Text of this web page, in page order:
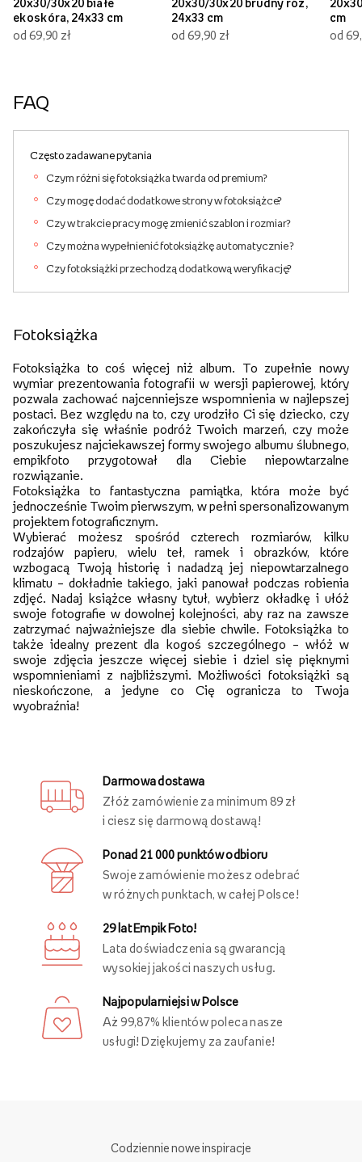
20x30/30x20 białe
ekoskóra, 24x33 cm
od 69,90 zł
20x30/30x20 brudny róż,
24x33 cm
od 69,90 zł
cm
od
FAQ
Często zadawane pytania
Czym różni się fotoksiążka twarda od premium?
Czy mogę dodać dodatkowe strony w fotoksiążce?
Czy w trakcie pracy mogę zmienić szablon i rozmiar?
Czy można wypełnienić fotoksiążkę automatycznie ?
Czy fotoksiążki przechodzą dodatkową weryfikację?
Fotoksiążka
Fotoksiążka to coś więcej niż album. To zupełnie nowy
wymiar prezentowania fotografii w wersji papierowej, który
pozwala zachować najcenniejsze wspomnienia w najlepszej
postaci. Bez względu na to, czy urodziło Ci się dziecko, czy
zakończyła się właśnie podróż Twoich marzeń, czy może
poszukujesz najciekawszej formy swojego albumu ślubnego,
empikfoto przygotował dla Ciebie niepowtarzalne
rozwiązanie.
Fotoksiążka to fantastyczna pamiątka, która może być
jednocześnie Twoim pierwszym, w pełni spersonalizowanym
projektem fotograficznym.
Wybierać możesz spośród czterech rozmiarów, kilku
rodzajów papieru, wielu teł, ramek i obrazków, które
wzbogacą Twoją historię i nadadzą jej niepowtarzalnego
klimatu – dokładnie takiego, jaki panował podczas robienia
zdjęć. Nadaj książce własny tytuł, wybierz okładkę i ułóż
swoje fotografie w dowolnej kolejności, aby raz na zawsze
zatrzymać najważniejsze dla siebie chwile. Fotoksiążka to
także idealny prezent dla kogoś szczególnego – włóż w
swoje zdjęcia jeszcze więcej siebie i dziel się pięknymi
wspomnieniami z najbliższymi. Możliwości fotoksiążki są
nieskończone, a jedyne co Cię ogranicza to Twoja
wyobraźnia!
Darmowa dostawa
Złóż zamówienie za minimum 89 zł
i ciesz się darmową dostawą!
Ponad 21 000 punktów odbioru
Swoje zamówienie możesz odebrać
w różnych punktach, w całej Polsce!
29 lat Empik Foto!
Lata doświadczenia są gwarancją
wysokiej jakości naszych usług.
Najpopularniejsi w Polsce
Aż 99,87% klientów poleca nasze
usługi! Dziękujemy za zaufanie!
Codziennie nowe inspiracje